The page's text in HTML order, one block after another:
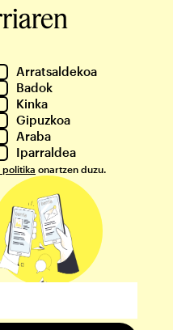
Arratsaldekoa
Badok
Kinka
Gipuzkoa
Araba
Iparraldea
onartzen duzu.